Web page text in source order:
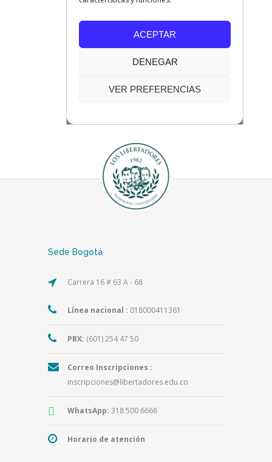
Sede Bogotá
Carrera 16 # 63 A - 68
Línea nacional : 018000411361
PBX: (601) 254 47 50
Correo Inscripciones :
inscripciones@libertadores.edu.co
WhatsApp: 318 500 6666
Horario de atención